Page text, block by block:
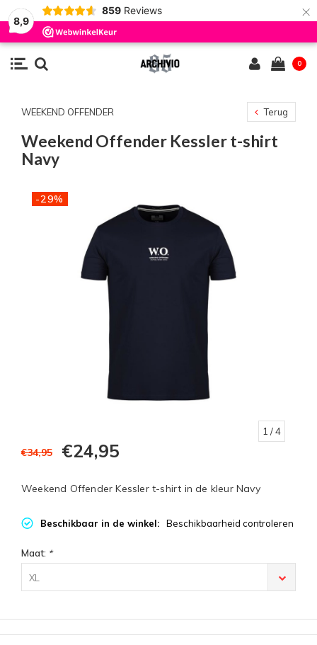
8,9
859 Reviews ×
0
WEEKEND OFFENDER Terug
Weekend Offender Kessler t-shirt
Navy
-29%
1 / 4
€34,95 €24,95
Weekend Offender Kessler t-shirt in de kleur Navy
Beschikbaar in de winkel: Beschikbaarheid controleren
Maat: *
XL